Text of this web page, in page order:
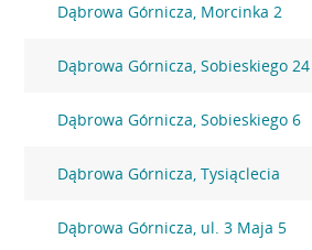
Dąbrowa Górnicza, Morcinka 2
Dąbrowa Górnicza, Sobieskiego 24
Dąbrowa Górnicza, Sobieskiego 6
Dąbrowa Górnicza, Tysiąclecia
Dąbrowa Górnicza, ul. 3 Maja 5